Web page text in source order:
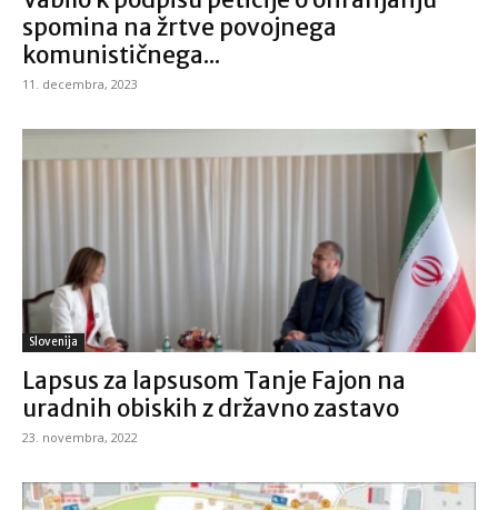
spomina na žrtve povojnega
komunističnega...
11. decembra, 2023
Slovenija
Lapsus za lapsusom Tanje Fajon na
uradnih obiskih z državno zastavo
23. novembra, 2022